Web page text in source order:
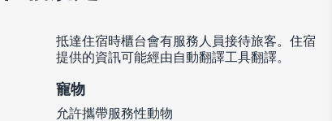
抵達住宿時櫃台會有服務人員接待旅客。住宿
提供的資訊可能經由自動翻譯工具翻譯。
寵物
允許攜帶服務性動物